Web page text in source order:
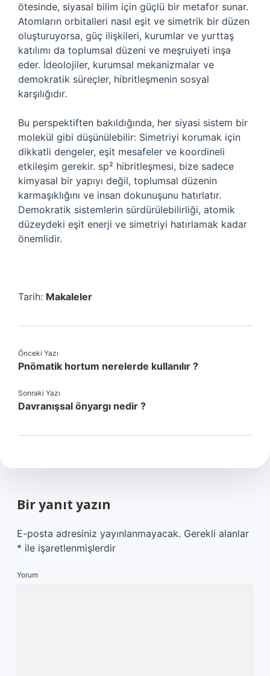
ötesinde, siyasal bilim için güçlü bir metafor sunar.
Atomların orbitalleri nasıl eşit ve simetrik bir düzen
oluşturuyorsa, güç ilişkileri, kurumlar ve yurttaş
katılımı da toplumsal düzeni ve meşruiyeti inşa
eder. İdeolojiler, kurumsal mekanizmalar ve
demokratik süreçler, hibritleşmenin sosyal
karşılığıdır.
Bu perspektiften bakıldığında, her siyasi sistem bir
molekül gibi düşünülebilir: Simetriyi korumak için
dikkatli dengeler, eşit mesafeler ve koordineli
etkileşim gerekir. sp² hibritleşmesi, bize sadece
kimyasal bir yapıyı değil, toplumsal düzenin
karmaşıklığını ve insan dokunuşunu hatırlatır.
Demokratik sistemlerin sürdürülebilirliği, atomik
düzeydeki eşit enerji ve simetriyi hatırlamak kadar
önemlidir.
Tarih: Makaleler
Önceki Yazı
Pnömatik hortum nerelerde kullanılır ?
Sonraki Yazı
Davranışsal önyargı nedir ?
Bir yanıt yazın
E-posta adresiniz yayınlanmayacak. Gerekli alanlar
* ile işaretlenmişlerdir
Yorum